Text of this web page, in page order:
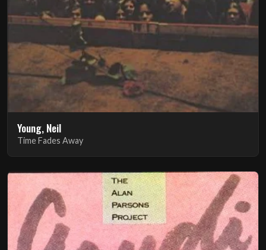
Young, Neil
Time Fades Away